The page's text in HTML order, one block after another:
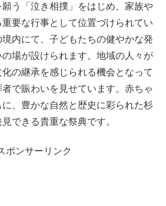
う「泣き相撲」をはじめ、家族や
要な行事として位置づけられてい
内にて、子どもたちの健やかな発
場が設けられます。地域の人々が
の継承を感じられる機会となって
で賑わいを見せています。赤ちゃ
、豊かな自然と歴史に彩られた杉
できる貴重な祭典です。
ポンサーリンク